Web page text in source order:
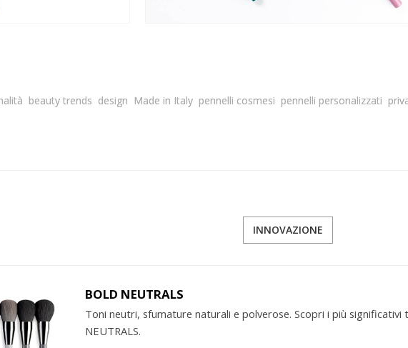
beauty trends design Made in Italy pennelli cosmesi pennelli personalizzati
INNOVAZIONE
BOLD NEUTRALS
Toni neutri, sfumature naturali e polverose. Scopri i più
NEUTRALS.